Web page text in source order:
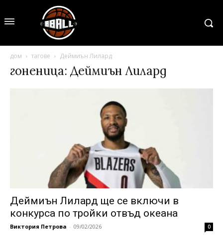
дом тагове Деймиън Лилард
гоненица: Деймиън Лилард
Деймиън Лилард ще се включи в
конкурса по тройки отвъд океана
Виктория Петрова - 09/02/2026 0